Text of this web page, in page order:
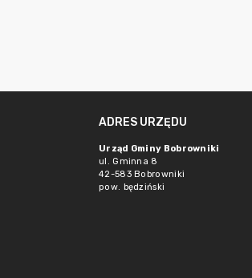
ADRES URZĘDU
Urząd Gminy Bobrowniki
ul. Gminna 8
42-583 Bobrowniki
pow. będziński